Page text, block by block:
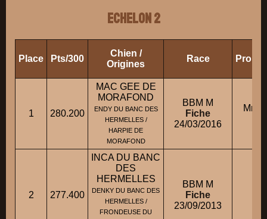
ECHELON 2
Place Pts/300
Chien /
Origines
Race
1 280.200
MAC GEE DE
MORAFOND
ENDY DU BANC DES
HERMELLES /
HARPIE DE
MORAFOND
BBM M
Fiche
24/03/2016
2 277.400
INCA DU BANC
DES
HERMELLES
DENKY DU BANC DES
HERMELLES /
FRONDEUSE DU
BBM M
Fiche
23/09/2013